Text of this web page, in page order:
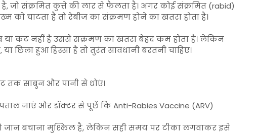
जो संक्रमित कुत्ते की लार से फैलता है। अगर कोई संक्रमित (rabid)
को चाटता है तो रेबीज का संक्रमण होने का खतरा होता है।
या कट नहीं है उससे संक्रमण का खतरा बेहद कम होता है। लेकिन
छिला हुआ हिस्सा है तो तुरंत सावधानी बरतनी चाहिए।
तक साबुन और पानी से धोएं।
जाएं और डॉक्टर से पूछें कि Anti-Rabies Vaccine (ARV)
जान बचाना मुश्किल है, लेकिन सही समय पर टीका लगवाकर इसे